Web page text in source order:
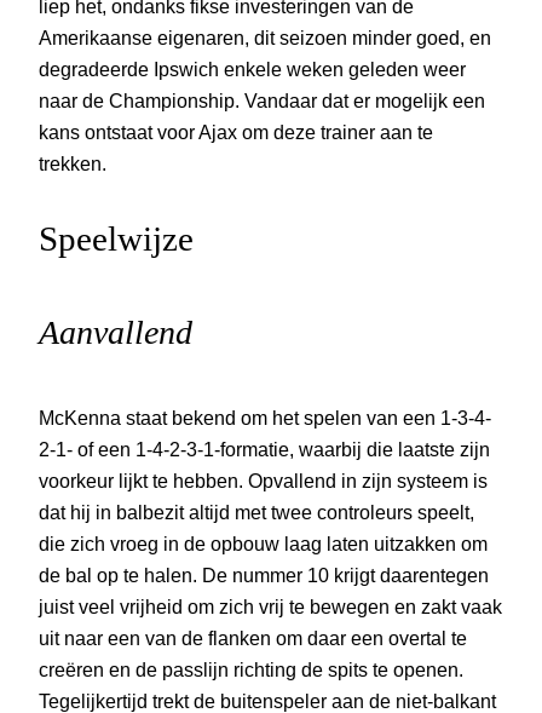
liep het, ondanks fikse investeringen van de
Amerikaanse eigenaren, dit seizoen minder goed, en
degradeerde Ipswich enkele weken geleden weer
naar de Championship. Vandaar dat er mogelijk een
kans ontstaat voor Ajax om deze trainer aan te
trekken.
Speelwijze
Aanvallend
McKenna staat bekend om het spelen van een 1-3-4-
2-1- of een 1-4-2-3-1-formatie, waarbij die laatste zijn
voorkeur lijkt te hebben. Opvallend in zijn systeem is
dat hij in balbezit altijd met twee controleurs speelt,
die zich vroeg in de opbouw laag laten uitzakken om
de bal op te halen. De nummer 10 krijgt daarentegen
juist veel vrijheid om zich vrij te bewegen en zakt vaak
uit naar een van de flanken om daar een overtal te
creëren en de passlijn richting de spits te openen.
Tegelijkertijd trekt de buitenspeler aan de niet-balkant